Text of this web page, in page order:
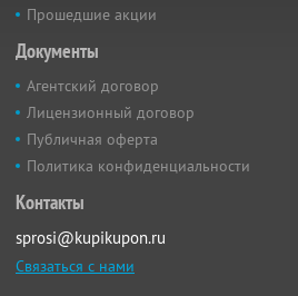
Прошедшие акции
Документы
Агентский договор
Лицензионный договор
Публичная оферта
Политика конфиденциальности
Контакты
sprosi@kupikupon.ru
Связаться с нами